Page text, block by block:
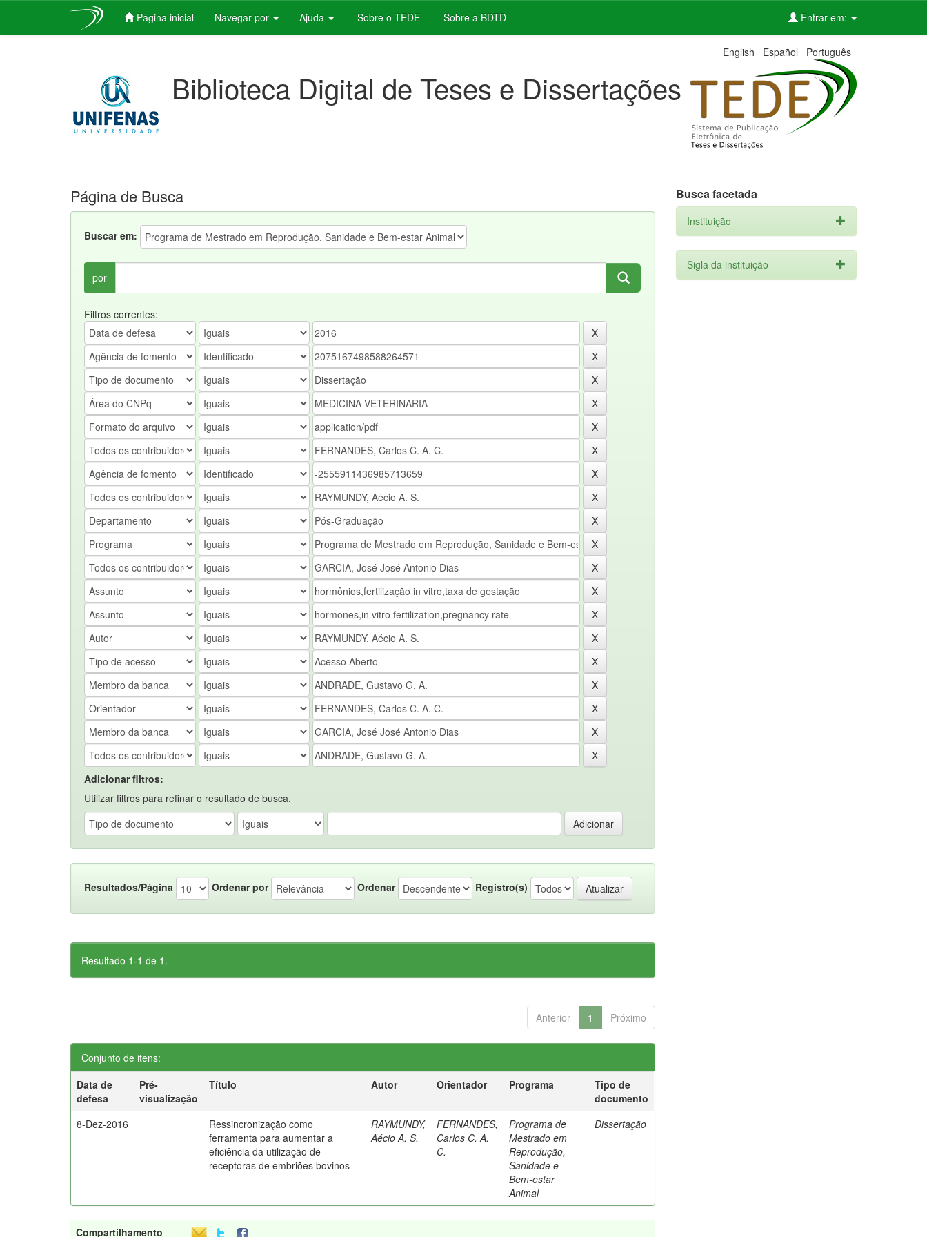
Página inicial Navegar por Ajuda Sobre o TEDE Sobre a BDTD Entrar em:
English Español Português
Biblioteca Digital de Teses e Dissertações
Página de Busca
Buscar em:
por
Filtros correntes:
Adicionar filtros:
Utilizar filtros para refinar o resultado de busca.
Resultados/Página Ordenar por Ordenar Registro(s)
Resultado 1-1 de 1.
Anterior 1 Próximo
Conjunto de itens:
Data de
defesa
Pré-
visualização
Título Autor Orientador Programa
Tipo de
documento
8-Dez-2016
Ressincronização como
ferramenta para aumentar a
eficiência da utilização de
receptoras de embriões bovinos
RAYMUNDY,
Aécio A. S.
FERNANDES,
Carlos C. A.
C.
Programa de
Mestrado em
Reprodução,
Sanidade e
Bem-estar
Animal
Dissertação
Compartilhamento
Busca facetada
Instituição
Sigla da instituição